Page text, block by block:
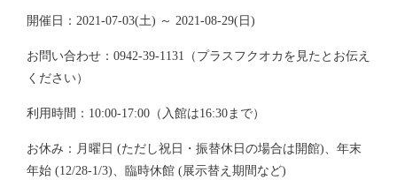
開催日：2021-07-03(土) ～ 2021-08-29(日)
お問い合わせ：0942-39-1131（プラスフクオカを見たとお伝え
ください）
利用時間：10:00-17:00（入館は16:30まで）
お休み：月曜日 (ただし祝日・振替休日の場合は開館)、年末
年始 (12/28-1/3)、臨時休館 (展示替え期間など)